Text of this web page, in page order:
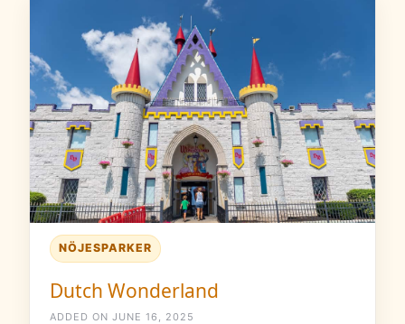
NÖJESPARKER
Dutch Wonderland
ADDED ON JUNE 16, 2025